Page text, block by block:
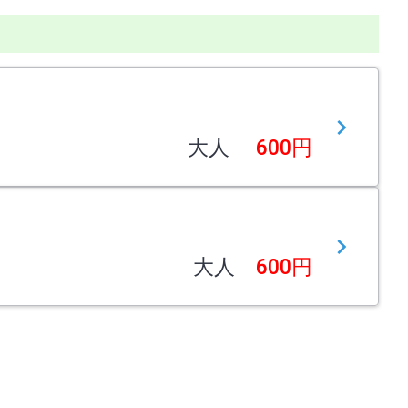
大人 600円
大人 600円